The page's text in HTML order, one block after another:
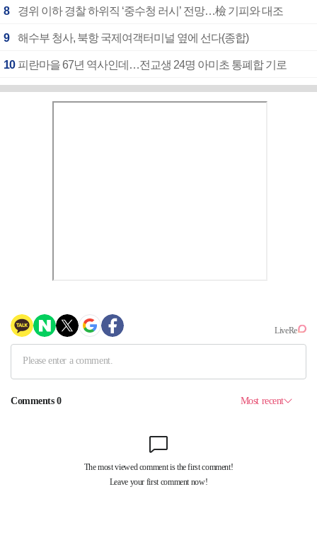
8 경위 이하 경찰 하위직 ‘중수청 러시’ 전망…檢 기피와 대조
9 해수부 청사, 북항 국제여객터미널 옆에 선다(종합)
10 피란마을 67년 역사인데…전교생 24명 아미초 통폐합 기로